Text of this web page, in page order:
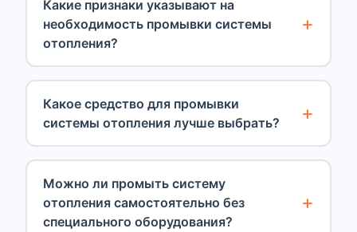
Какие признаки указывают на
необходимость промывки системы
отопления?
Какое средство для промывки
системы отопления лучше выбрать?
Можно ли промыть систему
отопления самостоятельно без
специального оборудования?